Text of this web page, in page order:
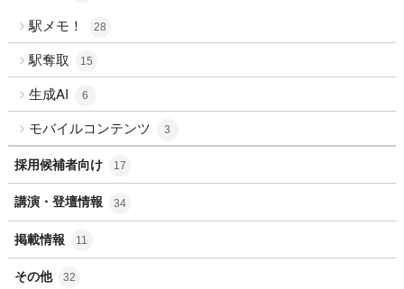
駅メモ！ 28
駅奪取 15
生成AI 6
モバイルコンテンツ 3
採用候補者向け 17
講演・登壇情報 34
掲載情報 11
その他 32